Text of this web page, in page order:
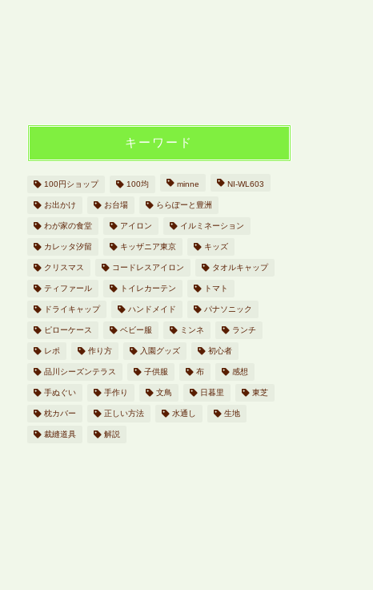
キーワード
100円ショップ 100均 minne NI-WL603
お出かけ お台場 ららぽーと豊洲
わが家の食堂 アイロン イルミネーション
カレッタ汐留 キッザニア東京 キッズ
クリスマス コードレスアイロン タオルキャップ
ティファール トイレカーテン トマト
ドライキャップ ハンドメイド パナソニック
ピローケース ベビー服 ミンネ ランチ
レポ 作り方 入園グッズ 初心者
品川シーズンテラス 子供服 布 感想
手ぬぐい 手作り 文鳥 日暮里 東芝
枕カバー 正しい方法 水通し 生地
裁縫道具 解説